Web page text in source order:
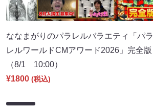
ななまがりのパラレルバラエティ「パラ
レルワールドCMアワード2026」完全版
（8/1 10:00）
¥1800 (税込)